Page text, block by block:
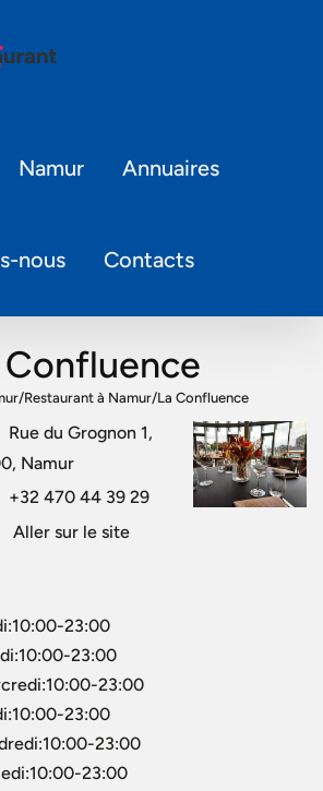
Namur Annuaires
nous Contacts
Confluence
/Restaurant à Namur/La Confluence
Rue du Grognon 1,
Namur
+32 470 44 39 29
Aller sur le site
23:00
23:00
23:00
23:00
23:00
23:00